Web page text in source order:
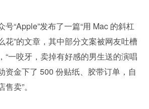
号“Apple”发布了一篇“用 Mac 的斜杠
花”的文章，其中部分文案被网友吐槽
“一咬牙，卖掉有好感的男生送的演唱
资金下了 500 份贴纸、胶带订单，自
卖”。